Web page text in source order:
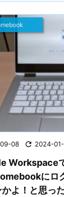
08  2024-
Workspace
にロ
かよ！と思っ